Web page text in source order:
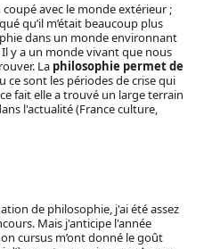
avec le monde extérieur ;
qu’il m’était beaucoup plus
dans un monde environnant
y a un monde vivant que nous
La philosophie permet de
ce sont les périodes de crise qui
fait elle a trouvé un large terrain
l'actualité (France culture,
de philosophie, j'ai été assez
Mais j'anticipe l'année
cursus m’ont donné le goût